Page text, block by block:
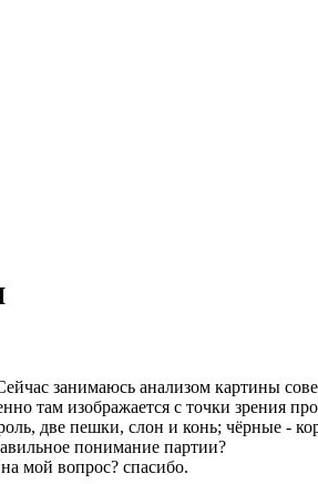
занимаюсь анализом картины
там изображается с точки зрения
две пешки, слон и конь; чёрные -
понимание партии?
мой вопрос? спасибо.